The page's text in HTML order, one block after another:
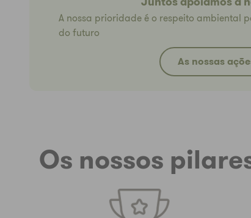
A nossa prioridade é o respeito ambiental
do futuro
As nossas
Os nossos